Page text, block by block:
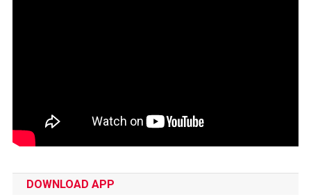
DOWNLOAD APP